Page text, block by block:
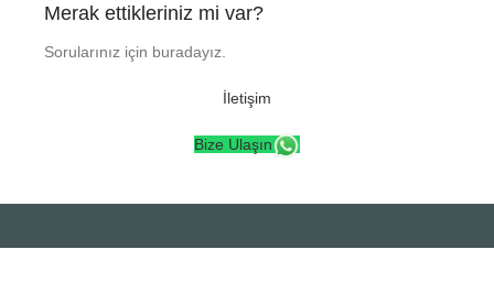
Merak ettikleriniz mi var?
Sorularınız için buradayız.
İletişim
Bize Ulaşın